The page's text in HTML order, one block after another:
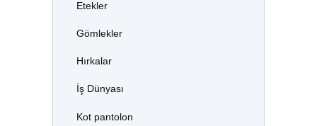
Etekler
Gömlekler
Hırkalar
İş Dünyası
Kot pantolon